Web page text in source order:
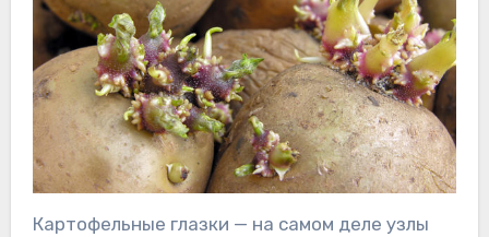
Картофельные глазки — на самом деле узлы